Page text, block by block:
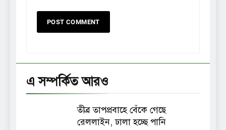
এ সম্পর্কিত আরও
তীব্র তাপপ্রবাহে বেঁকে গেছে
রেললাইন, ঢালা হচ্ছে পানি